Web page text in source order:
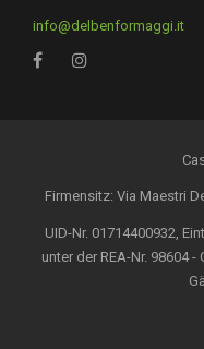
info@delbenformaggi.it
Firmensitz: Via Maestri
UID-Nr. 01714400932,
unter der REA-Nr. 98604